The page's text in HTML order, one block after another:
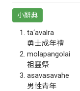
小辭典
ta‘avalra
勇士成年禮
molapangolai
祖靈祭
asavasavahe
男性青年